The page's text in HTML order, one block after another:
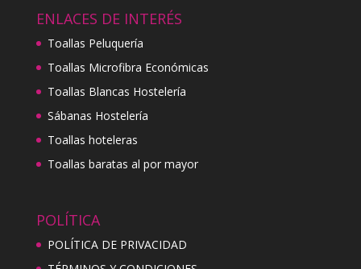
ENLACES DE INTERÉS
Toallas Peluquería
Toallas Microfibra Económicas
Toallas Blancas Hostelería
Sábanas Hostelería
Toallas hoteleras
Toallas baratas al por mayor
POLÍTICA
POLÍTICA DE PRIVACIDAD